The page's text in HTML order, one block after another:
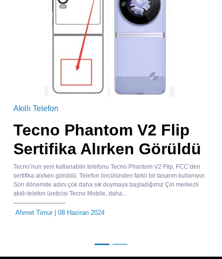
Akıllı Telefon
Tecno Phantom V2 Flip
Sertifika Alırken Görüldü
Tecno’nun yeni katlanabilir telefonu Tecno Phantom V2 Flip, FCC’den
sertifika alırken görüldü. Telefon öncülünden farklı bir tasarım kullanıyor.
Son dönemde adını çok daha sık duymaya başladığımız Çin merkezli
akıllı telefon üreticisi Tecno Mobile, daha...
Ahmet Timur| 08 Haziran 2024